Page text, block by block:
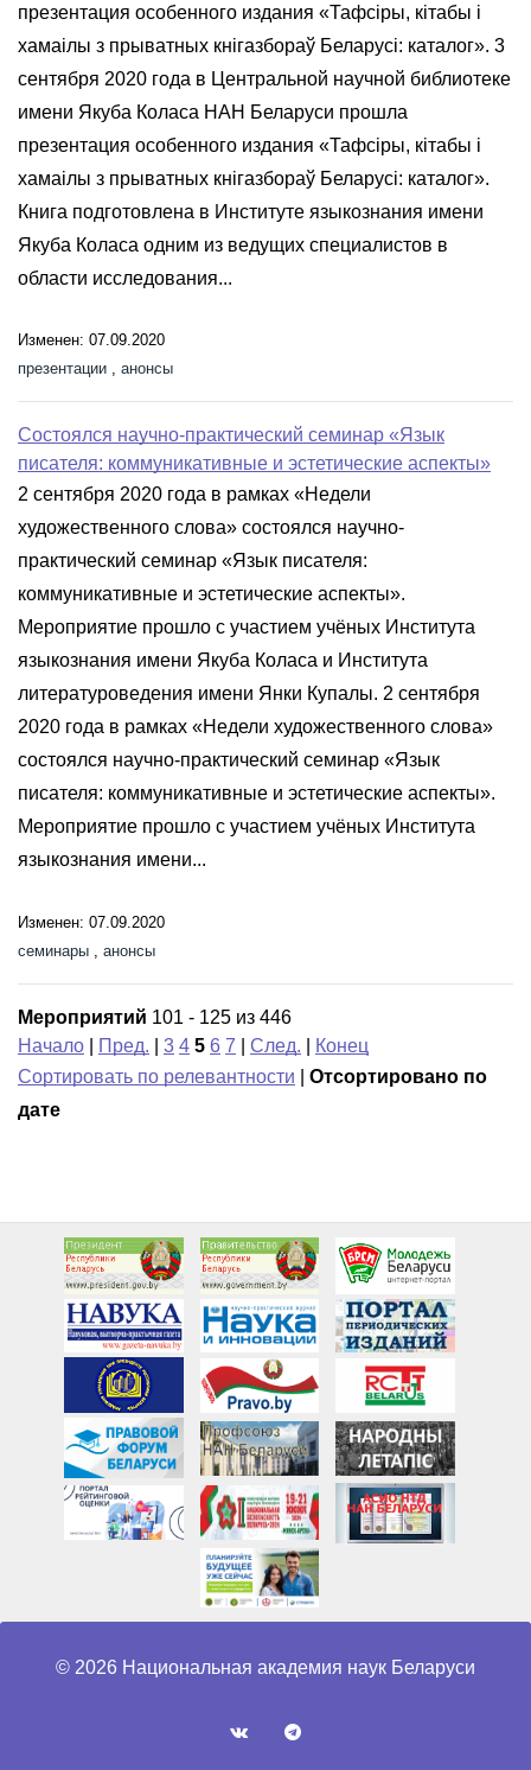
презентация особенного издания «Тафсіры, кітабы і
хамаілы з прыватных кнігазбораў Беларусі: каталог». 3
сентября 2020 года в Центральной научной библиотеке
имени Якуба Коласа НАН Беларуси прошла
презентация особенного издания «Тафсіры, кітабы і
хамаілы з прыватных кнігазбораў Беларусі: каталог».
Книга подготовлена в Институте языкознания имени
Якуба Коласа одним из ведущих специалистов в
области исследования...
Изменен: 07.09.2020
презентации , анонсы
Состоялся научно-практический семинар «Язык
писателя: коммуникативные и эстетические аспекты»
2 сентября 2020 года в рамках «Недели
художественного слова» состоялся научно-
практический семинар «Язык писателя:
коммуникативные и эстетические аспекты».
Мероприятие прошло с участием учёных Института
языкознания имени Якуба Коласа и Института
литературоведения имени Янки Купалы. 2 сентября
2020 года в рамках «Недели художественного слова»
состоялся научно-практический семинар «Язык
писателя: коммуникативные и эстетические аспекты».
Мероприятие прошло с участием учёных Института
языкознания имени...
Изменен: 07.09.2020
семинары
анонсы
Мероприятий 101 - 125 из 446
Начало
Пред. 3 4 5 6 7 След.
Конец
Сортировать по релевантности
Отсортировано по
дате
© 2026 Национальная академия наук Беларуси